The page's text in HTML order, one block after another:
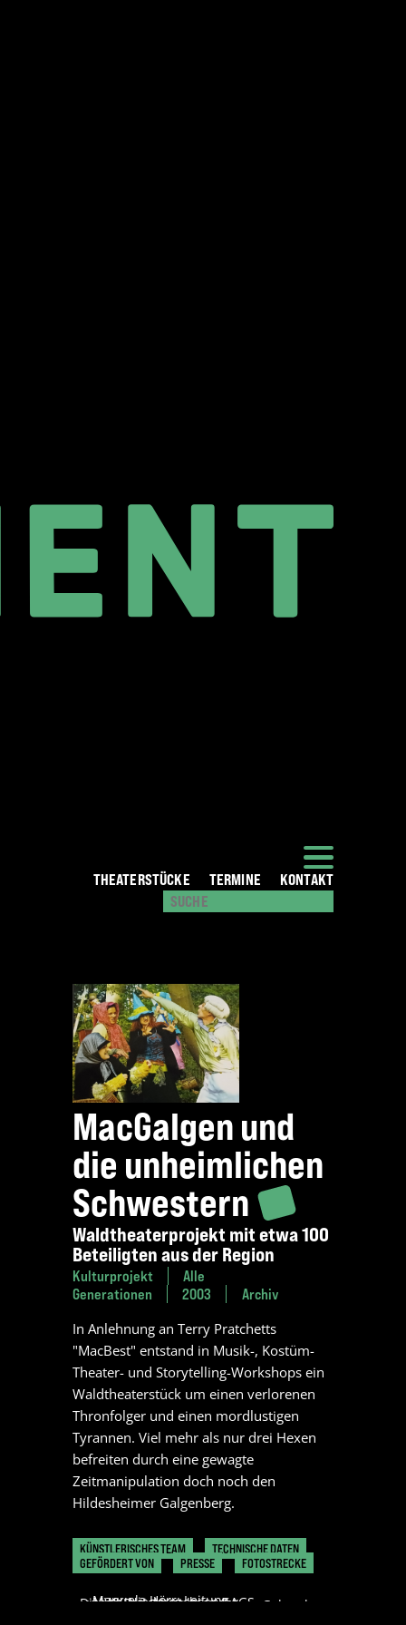
THEATERSTÜCKE TERMINE KONTAKT
MacGalgen und
die unheimlichen
Schwestern
Waldtheaterprojekt mit etwa 100
Beteiligten aus der Region
Kulturprojekt
Alle
Generationen
2003 Archiv
In Anlehnung an Terry Pratchetts
"MacBest" entstand in Musik-, Kostüm-
Theater- und Storytelling-Workshops ein
Waldtheaterstück um einen verlorenen
Thronfolger und einen mordlustigen
Tyrannen. Viel mehr als nur drei Hexen
befreiten durch eine gewagte
Zeitmanipulation doch noch den
Hildesheimer Galgenberg.
KÜNSTLERISCHES TEAM
TECHNISCHE DATEN
GEFÖRDERT VON
PRESSE FOTOSTRECKE
Manuela Hörr: Leitung
Dieses Projekt ist beendet.
MWK Niedersachsen/LAGS
»Kopf hoch, heißt es auf dem Galgenberg.